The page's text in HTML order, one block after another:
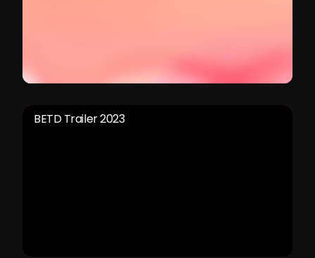
BETD Trailer 2023